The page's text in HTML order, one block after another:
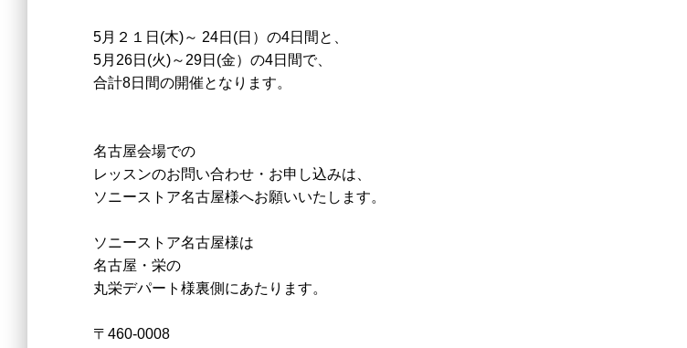
5月２１日(木)～ 24日(日）の4日間と、
5月26日(火)～29日(金）の4日間で、
合計8日間の開催となります。
名古屋会場での
レッスンのお問い合わせ・お申し込みは、
ソニーストア名古屋様へお願いいたします。
ソニーストア名古屋様は
名古屋・栄の
丸栄デパート様裏側にあたります。
〒460-0008